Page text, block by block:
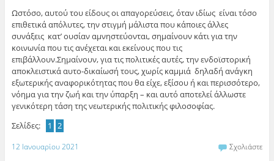
Ωστόσο, αυτού του είδους οι απαγορεύσεις, όταν ιδίως είναι τόσο
επιθετικά απόλυτες, την στιγμή μάλιστα που κάποιες άλλες
συνάξεις κατ’ ουσίαν αμνηστεύονται, σημαίνουν κάτι για την
κοινωνία που τις ανέχεται και εκείνους που τις
επιβάλλουν.Σημαίνουν, για τις πολιτικές αυτές, την ενδοϊστορική
αποκλειστικά αυτο-δικαίωσή τους, χωρίς καμμιά δηλαδή ανάγκη
εξωτερικής αναφορικότητας που θα είχε, εξίσου ή και περισσότερο,
νόημα για την ζωή και την ύπαρξη – και αυτό αποτελεί άλλωστε
γενικότερη τάση της νεωτερικής πολιτικής φιλοσοφίας.
Σελίδες:
1 2
12 Ιανουαρίου 2021 Σχολιάστε